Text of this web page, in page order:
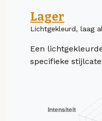
Lager
Lichtgekleurd, laag
Een
specifieke